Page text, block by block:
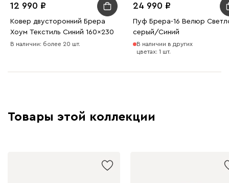
12 990
Ковер двусторонний Брера
Хоум Текстиль Синий 160x230
В наличии: более 20 шт.
24 990
Пуф Брера-16 Велюр
серый/Синий
В наличии в других
цветах: 1 шт.
Товары этой коллекции